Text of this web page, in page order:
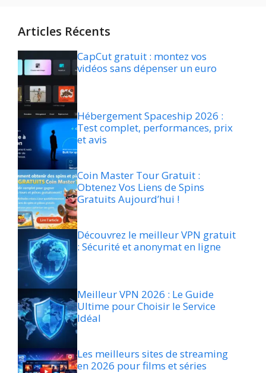
Articles Récents
CapCut gratuit : montez vos
vidéos sans dépenser un euro
Hébergement Spaceship 2026 :
Test complet, performances, prix
et avis
Coin Master Tour Gratuit :
Obtenez Vos Liens de Spins
Gratuits Aujourd’hui !
Découvrez le meilleur VPN gratuit
: Sécurité et anonymat en ligne
Meilleur VPN 2026 : Le Guide
Ultime pour Choisir le Service
Idéal
Les meilleurs sites de streaming
en 2026 pour films et séries